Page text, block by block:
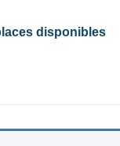
disponibles